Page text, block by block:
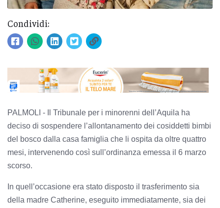
Condividi:
PALMOLI - Il Tribunale per i minorenni dell’Aquila ha
deciso di sospendere l’allontanamento dei cosiddetti bimbi
del bosco dalla casa famiglia che li ospita da oltre quattro
mesi, intervenendo così sull’ordinanza emessa il 6 marzo
scorso.
In quell’occasione era stato disposto il trasferimento sia
della madre Catherine, eseguito immediatamente, sia dei